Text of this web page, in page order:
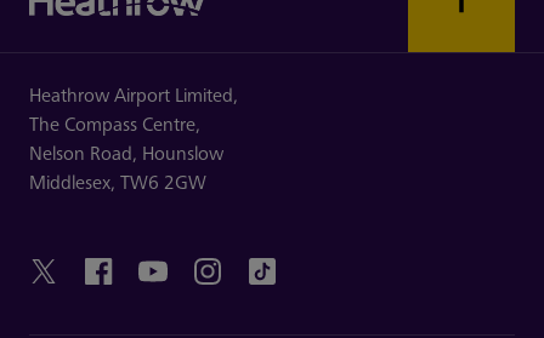
Heathrow Airport Limited,
The Compass Centre,
Nelson Road, Hounslow
Middlesex, TW6 2GW